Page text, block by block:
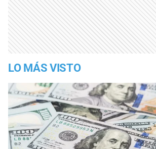
LO MÁS VISTO